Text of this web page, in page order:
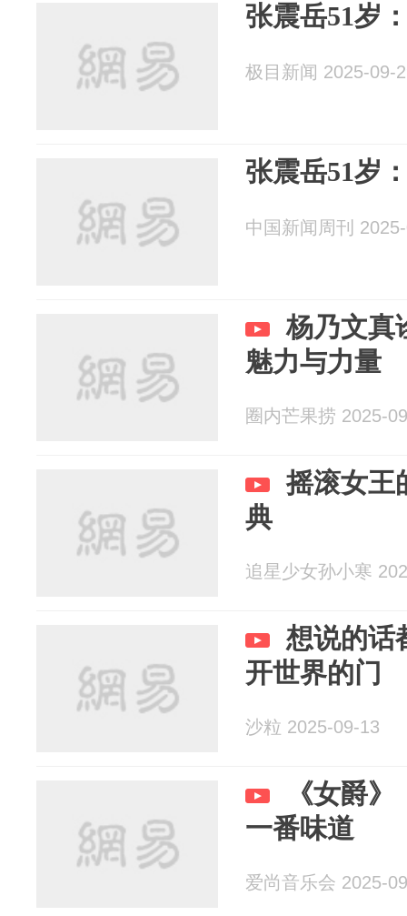
张震岳51岁
极目新闻 2025-09-
张震岳51岁
中国新闻周刊
杨乃文真
魅力与力量
圈内芒果捞 2025-
摇滚女王
典
追星少女孙小寒
想说的话
开世界的门
沙粒 2025-09-13
《女爵
一番味道
爱尚音乐会 2025-